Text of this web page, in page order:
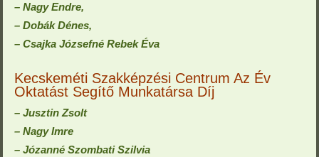
– Nagy Endre,
– Dobák Dénes,
– Csajka Józsefné Rebek Éva
Kecskeméti Szakképzési Centrum Az Év
Oktatást Segítő Munkatársa Díj
– Jusztin Zsolt
– Nagy Imre
– Józanné Szombati Szilvia